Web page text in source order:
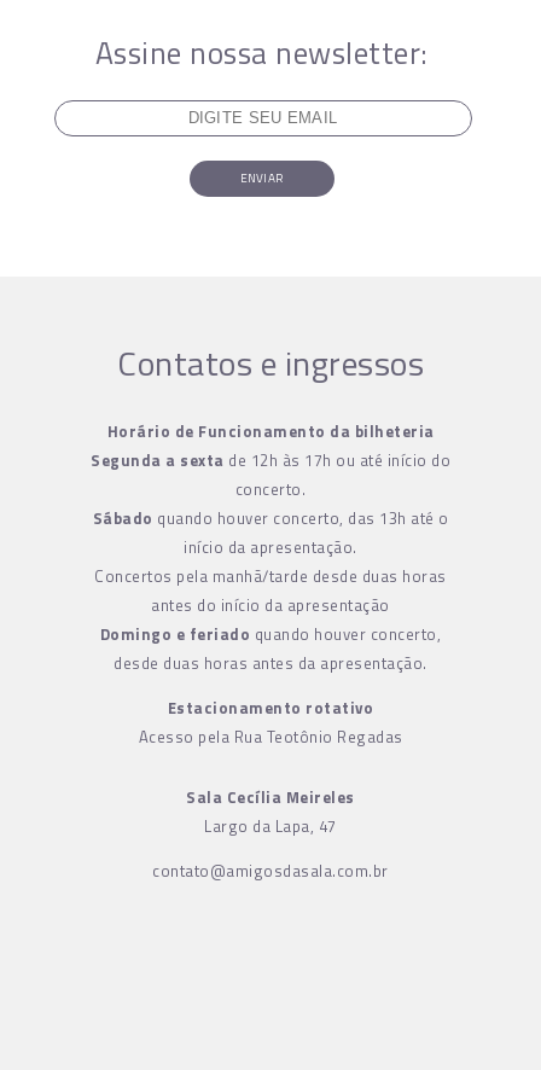
Assine nossa newsletter:
ENVIAR
Contatos e ingressos
Horário de Funcionamento da bilheteria
Segunda a sexta de 12h às 17h ou até início do
concerto.
Sábado quando houver concerto, das 13h até o
início da apresentação.
Concertos pela manhã/tarde desde duas horas
antes do início da apresentação
Domingo e feriado quando houver concerto,
desde duas horas antes da apresentação.
Estacionamento rotativo
Acesso pela Rua Teotônio Regadas
Sala Cecília Meireles
Largo da Lapa, 47
contato@amigosdasala.com.br